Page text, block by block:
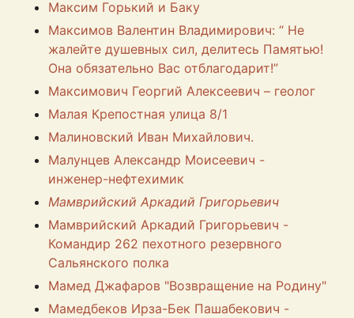
Максим Горький и Баку
Максимов Валентин Владимирович: “ Не
жалейте душевных сил, делитесь Памятью!
Она обязательно Вас отблагодарит!”
Максимович Георгий Алексеевич – геолог
Малая Крепостная улица 8/1
Малиновский Иван Михайлович.
Малунцев Александр Моисеевич -
инженер-нефтехимик
Мамврийский Аркадий Григорьевич
Мамврийский Аркадий Григорьевич -
Командир 262 пехотного резервного
Сальянского полка
Мамед Джафаров "Возвращение на Родину"
Мамедбеков Ирза-Бек Пашабекович -